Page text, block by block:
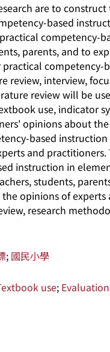
are to
based
competency-
parents, and to
competency-
review, interview,
review will be
use, indicator
opinions about
based
and
instruction in
students,
opinions of
research
; 國民小學
use;